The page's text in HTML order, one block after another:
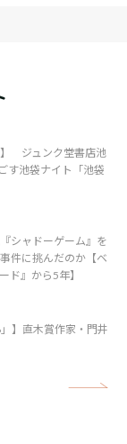
】 ジュンク堂書店池
す池袋ナイト「池袋
シャドーゲーム』を
件に挑んだのか【ベ
ド』から5年】
】直木賞作家・門井